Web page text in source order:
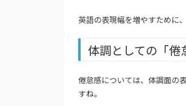
英語の表現幅を増やすために
体調としての「
倦怠感については、体調面の
すね。